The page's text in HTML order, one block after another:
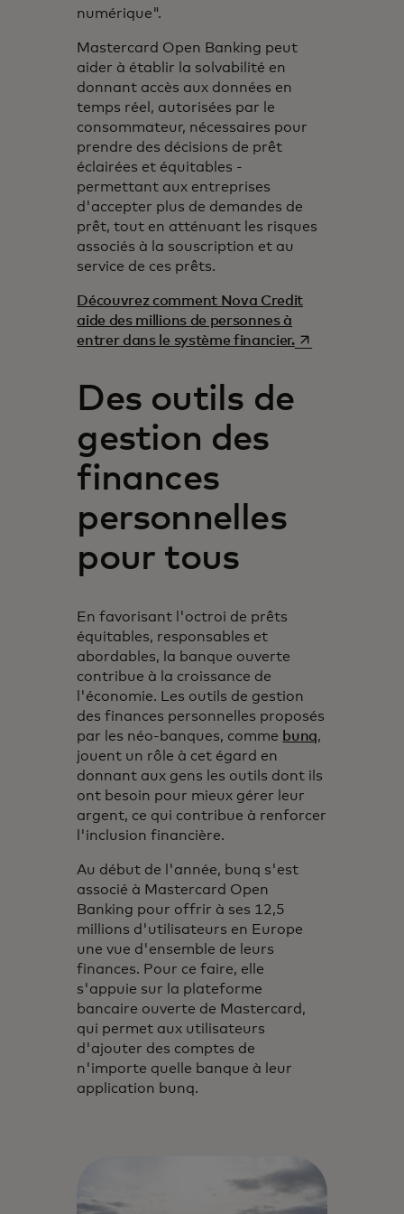
numérique".
Mastercard Open Banking peut
aider à établir la solvabilité en
donnant accès aux données en
temps réel, autorisées par le
consommateur, nécessaires pour
prendre des décisions de prêt
éclairées et équitables -
permettant aux entreprises
d'accepter plus de demandes de
prêt, tout en atténuant les risques
associés à la souscription et au
service de ces prêts.
Découvrez comment Nova Credit
aide des millions de personnes à
entrer dans le système financier.s’ouvre dans
Des outils de
gestion des
finances
personnelles
pour tous
En favorisant l'octroi de prêts
équitables, responsables et
abordables, la banque ouverte
contribue à la croissance de
l'économie. Les outils de gestion
des finances personnelles proposés
par les néo-banques, comme bunq,
jouent un rôle à cet égard en
donnant aux gens les outils dont ils
ont besoin pour mieux gérer leur
argent, ce qui contribue à renforcer
l'inclusion financière.
Au début de l'année, bunq s'est
associé à Mastercard Open
Banking pour offrir à ses 12,5
millions d'utilisateurs en Europe
une vue d'ensemble de leurs
finances. Pour ce faire, elle
s'appuie sur la plateforme
bancaire ouverte de Mastercard,
qui permet aux utilisateurs
d'ajouter des comptes de
n'importe quelle banque à leur
application bunq.